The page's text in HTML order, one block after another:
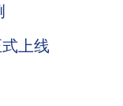
上线